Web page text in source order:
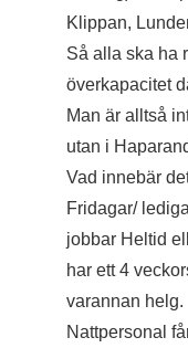
Klippan,
Så alla ska ha
överkapacitet
Man är alltså
utan i
Vad innebär
Fridagar/
jobbar Heltid
har ett 4
varannan helg.
Nattpersonal